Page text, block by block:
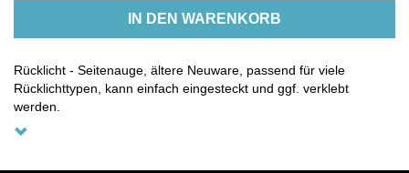
IN DEN WARENKORB
Rücklicht - Seitenauge, ältere Neuware, passend für viele
Rücklichttypen, kann einfach eingesteckt und ggf. verklebt
werden.